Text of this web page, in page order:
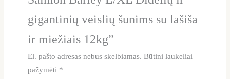
gigantinių veislių šunims su lašiša
ir miežiais 12kg”
El. pašto adresas nebus skelbiamas. Būtini laukeliai
pažymėti *